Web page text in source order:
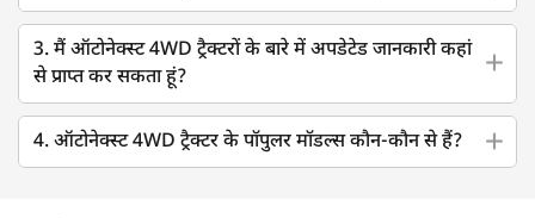
3. मैं ऑटोनेक्स्ट 4WD ट्रैक्टरों के बारे में अपडेटेड जानकारी कहां
से प्राप्त कर सकता हूं?
4. ऑटोनेक्स्ट 4WD ट्रैक्टर के पॉपुलर मॉडल्स कौन-कौन से हैं?